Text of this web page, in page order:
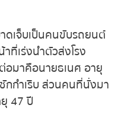
ดเจ็บเป็นคนขับ
จ้าหน้าที่เร่งนำตัว
บชื่อต่อมาคือนาย
าการลมชักกำเริบ
ณัฐชภรณ์ อายุ 47 ปี